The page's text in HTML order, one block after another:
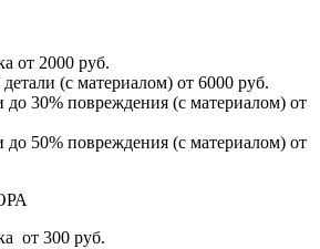
от 2000 руб.
(с материалом) от 6000 руб.
до 30% повреждения (с материалом) от
до 50% повреждения (с материалом) от
от 300 руб.